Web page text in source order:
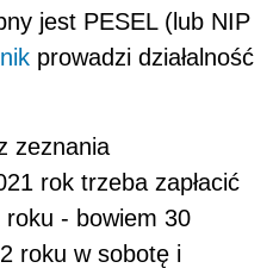
jest PESEL (lub NIP
prowadzi działalność
zeznania
rok trzeba zapłacić
roku - bowiem 30
roku w sobotę i